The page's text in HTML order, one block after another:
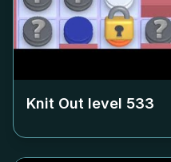
Knit Out level 533